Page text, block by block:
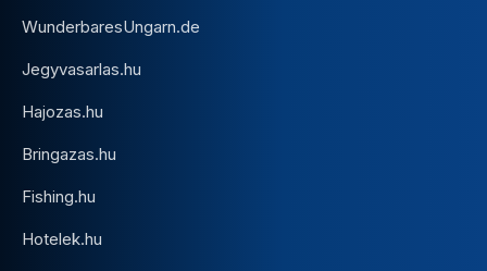
WunderbaresUngarn.de
Jegyvasarlas.hu
Hajozas.hu
Bringazas.hu
Fishing.hu
Hotelek.hu